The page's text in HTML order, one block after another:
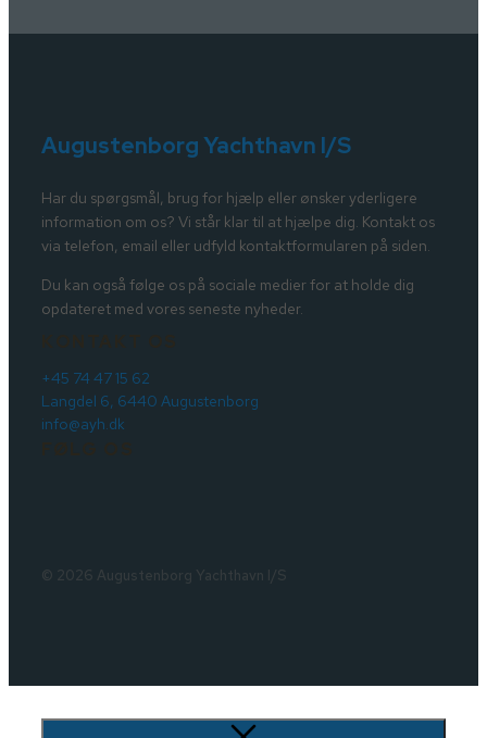
Augustenborg Yachthavn I/S
Har du spørgsmål, brug for hjælp eller ønsker yderligere
information om os? Vi står klar til at hjælpe dig. Kontakt os
via telefon, email eller udfyld kontaktformularen på siden.
Du kan også følge os på sociale medier for at holde dig
opdateret med vores seneste nyheder.
+45 74 47 15 62
Langdel 6, 6440 Augustenborg
info@ayh.dk
© 2026 Augustenborg Yachthavn I/S